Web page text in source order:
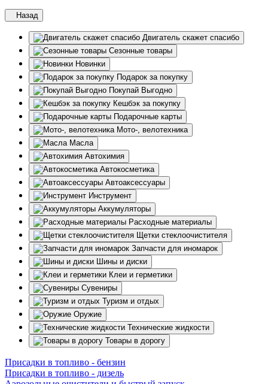
Назад
Двигатель скажет спасибо
Сезонные товары
Новинки
Подарок за покупку
Покупай Выгодно
Кешбэк за покупку
Подарочные карты
Мото-, велотехника
Масла
Автохимия
Автокосметика
Автоаксессуары
Инструмент
Аккумуляторы
Расходные материалы
Щетки стеклоочистителя
Запчасти для иномарок
Шины и диски
Клеи и герметики
Сувениры
Туризм и отдых
Оружие
Технические жидкости
Товары в дорогу
Присадки в топливо - бензин
Присадки в топливо - дизель